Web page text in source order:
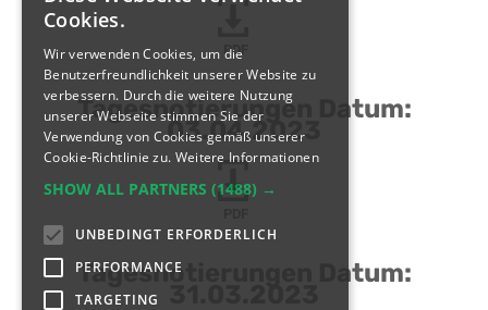
PDF
Tagesnotierungen Datum:
03.04.2023
Tagesnotierungen Datum:
Cookies.
Wir verwenden Cookies, um die
Benutzerfreundlichkeit unserer Website zu
verbessern. Durch die weitere Nutzung
unserer Webseite stimmen Sie der
Verwendung von Cookies gemäß unserer
Cookie-Richtlinie zu. Weitere Informationen
SHOW ALL PARTNERS (1488) →
UNBEDINGT ERFORDERLICH
PERFORMANCE
TARGETING